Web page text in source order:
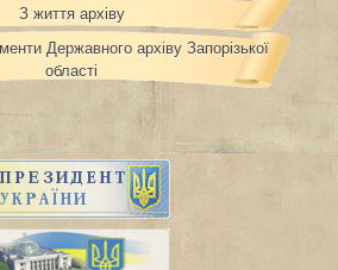
З життя архіву
Державного архіву Запорізької
області